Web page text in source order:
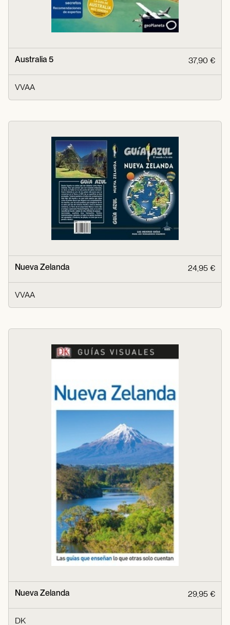
Australia 5 37,90 €
VVAA
Nueva Zelanda 24,95 €
VVAA
Nueva Zelanda 29,95 €
DK